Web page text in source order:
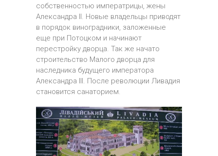
собственностью императрицы, жены
Александра II. Новые владельцы приводят
в порядок виноградники, заложенные
еще при Потоцком и начинают
перестройку дворца. Так же начато
строительство Малого дворца для
наследника будущего императора
Александра III. После революции Ливадия
становится санаторием.